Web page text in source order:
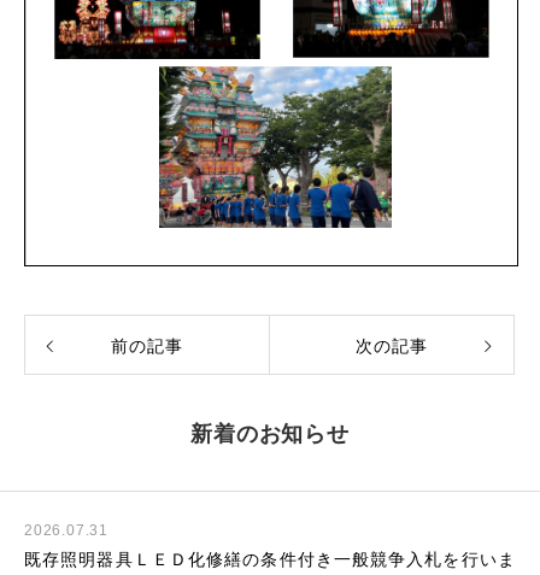
前の記事 次の記事
新着のお知らせ
2026.07.31
既存照明器具ＬＥＤ化修繕の条件付き一般競争入札を行いま